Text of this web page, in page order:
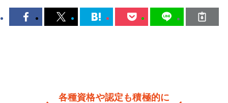
各種資格や認定も積極的に